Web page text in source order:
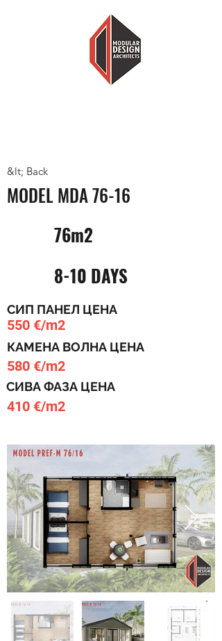
&lt; Back
MODEL MDA 76-16
76m2
8-10 DAYS
СИП ПАНЕЛ ЦЕНА
550 €/m2
КАМЕНА ВОЛНА ЦЕНА
580 €/m2
СИВА ФАЗА ЦЕНА
410 €/m2